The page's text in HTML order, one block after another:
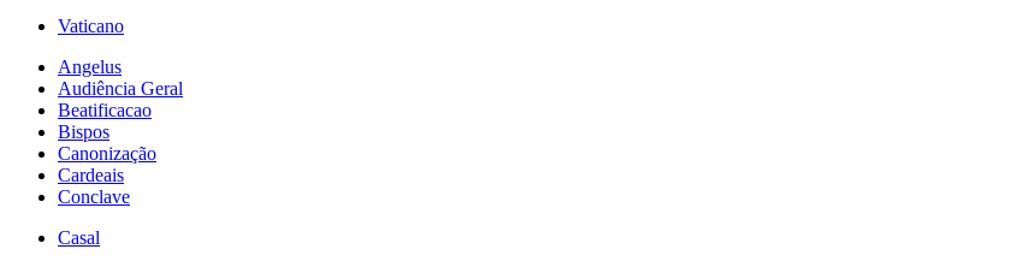
Vaticano
Angelus
Audiência Geral
Beatificacao
Bispos
Canonização
Cardeais
Conclave
Casal